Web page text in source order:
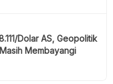
Dolar AS, Geopolitik
Membayangi